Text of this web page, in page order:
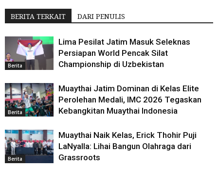
BERITA TERKAIT DARI PENULIS
Berita
Lima Pesilat Jatim Masuk Seleknas
Persiapan World Pencak Silat
Championship di Uzbekistan
Berita
Muaythai Jatim Dominan di Kelas Elite
Perolehan Medali, IMC 2026 Tegaskan
Kebangkitan Muaythai Indonesia
Berita
Muaythai Naik Kelas, Erick Thohir Puji
LaNyalla: Lihai Bangun Olahraga dari
Grassroots